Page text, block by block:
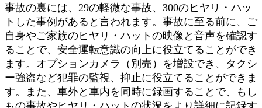
事故の裏には、29の軽微な事故、300のヒヤリ・ハッ
トした事例があると言われます。事故に至る前に、ご
自身やご家族のヒヤリ・ハットの映像と音声を確認す
ることで、安全運転意識の向上に役立てることができ
ます。オプションカメラ（別売）を増設でき、タクシ
ー強盗など犯罪の監視、抑止に役立てることができま
す。また、車外と車内を同時に録画することで、もし
もの事故やヒヤリ・ハットの状況をより詳細に記録す